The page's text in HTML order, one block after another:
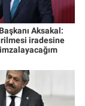
Aksakal:
iradesine